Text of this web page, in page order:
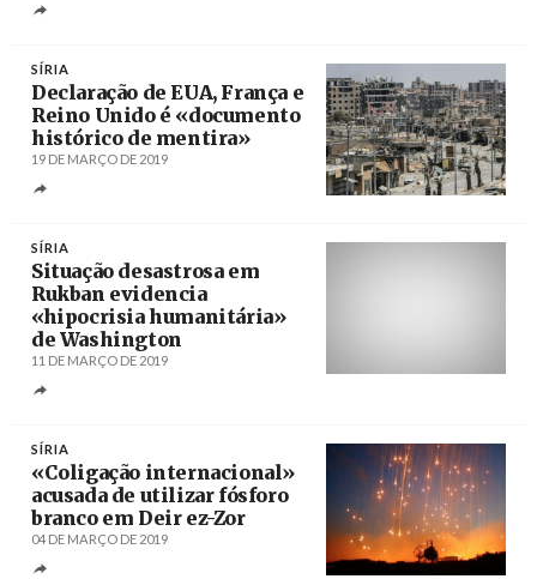
SÍRIA
Declaração de EUA, França e
Reino Unido é «documento
histórico de mentira»
19 DE MARÇO DE 2019
SÍRIA
Situação desastrosa em
Rukban evidencia
«hipocrisia humanitária»
de Washington
11 DE MARÇO DE 2019
SÍRIA
«Coligação internacional»
acusada de utilizar fósforo
branco em Deir ez-Zor
04 DE MARÇO DE 2019